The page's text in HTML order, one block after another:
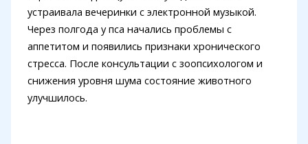
устраивала вечеринки с электронной музыкой.
Через полгода у пса начались проблемы с
аппетитом и появились признаки хронического
стресса. После консультации с зоопсихологом и
снижения уровня шума состояние животного
улучшилось.